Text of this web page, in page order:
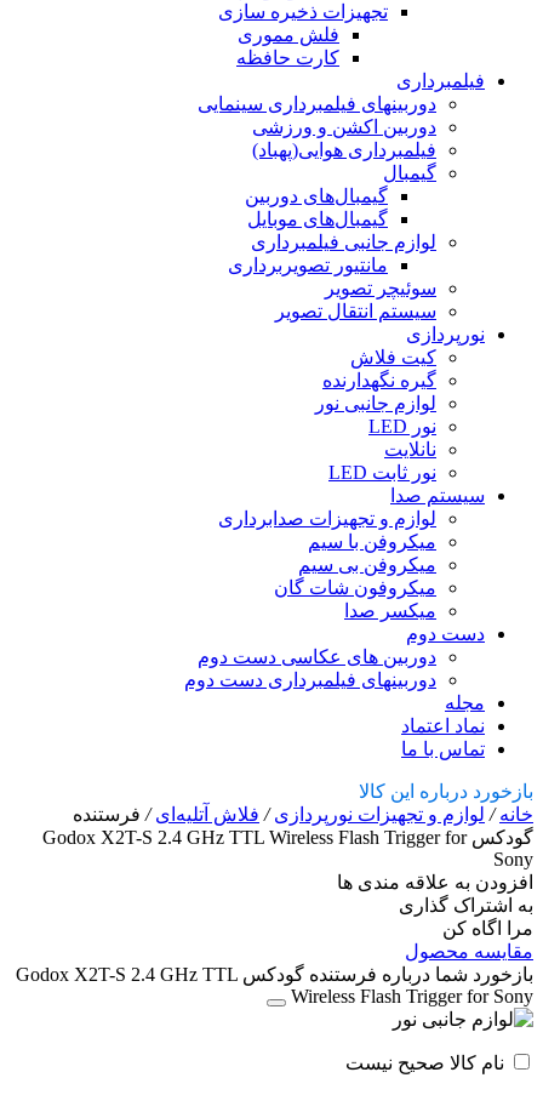
تجهیزات ذخیره سازی
فلش مموری
کارت حافظه
فیلمبرداری
دوربینهای فیلمبرداری سینمایی
دوربین اکشن و ورزشی
فیلمبرداری هوایی(پهباد)
گیمبال
گیمبال‌های دوربین
گیمبال‌های موبایل
لوازم جانبی فیلمبرداری
مانتیور تصویربرداری
سوئیچر تصویر
سیستم انتقال تصویر
نورپردازی
کیت فلاش
گیره نگهدارنده
لوازم جانبی نور
نور LED
نانلایت
نور ثابت LED
سیستم صدا
لوازم و تجهیزات صدابرداری
میکروفن با سیم
میکروفن بی سیم
میکروفون شات گان
میکسر صدا
دست دوم
دوربین های عکاسی دست دوم
دوربینهای فیلمبرداری دست دوم
مجله
نماد اعتماد
تماس با ما
بازخورد درباره این کالا
خانه/ لوازم و تجهیزات نورپردازی/ فلاش‌ آتلیه‌ای/ فرستنده
گودکس Godox X2T-S 2.4 GHz TTL Wireless Flash Trigger for
Sony
افزودن به علاقه مندی ها
به اشتراک گذاری
مرا اگاه کن
مقایسه محصول
بازخورد شما درباره فرستنده گودکس Godox X2T-S 2.4 GHz TTL
Wireless Flash Trigger for Sony
نام کالا صحیح نیست